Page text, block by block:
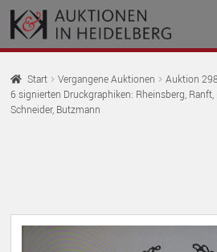
Zur
Navigation
springen
Springe
zum
Inhalt
Home
Auktionen
Unser Team
Start Vergangene Auktionen Auktion 298
6 signierten Druckgraphiken: Rheinsberg, Ranft,
Schneider, Butzmann